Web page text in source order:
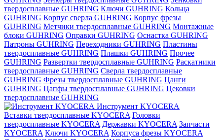
твердосплавные GUHRING Ключи GUHRING Кольца
GUHRING Корпус сверла GUHRING Корпус фрезы
GUHRING Метчики твердосплавные GUHRING Монтажные
блоки GUHRING Оправки GUHRING Оснастка GUHRING
Патроны GUHRING Переходники GUHRING Пластины
твердосплавные GUHRING Плашки GUHRING Прочее
GUHRING Развертки твердосплавные GUHRING Раскатники
твердосплавные GUHRING Сверла твердосплавные
GUHRING Фрезы твердосплавные GUHRING Цанги
GUHRING Цапфы твердосплавные GUHRING Цековки
твердосплавные GUHRING
Инструмент KYOCERA
Вставки твердосплавные KYOCERA Головки
твердосплавные KYOCERA Державки KYOCERA Запчасти
KYOCERA Ключи KYOCERA Корпуса фрезы KYOCERA